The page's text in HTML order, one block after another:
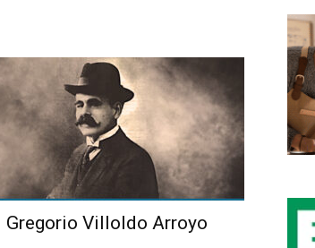
Gregorio Villoldo Arroyo